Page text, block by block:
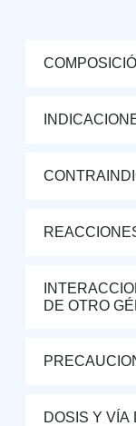
DE OTRO
DOSIS Y VÍA